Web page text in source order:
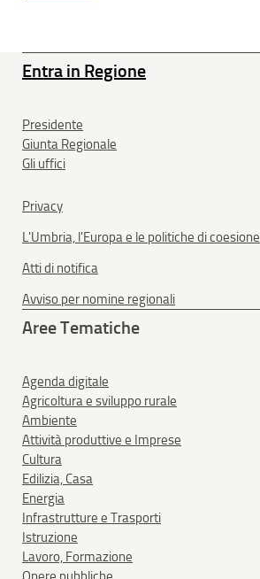
Entra in Regione
Presidente
Giunta Regionale
Gli uffici
Privacy
L'Umbria, l'Europa e le politiche di coesione
Atti di notifica
Avviso per nomine regionali
Aree Tematiche
Agenda digitale
Agricoltura e sviluppo rurale
Ambiente
Attività produttive e Imprese
Cultura
Edilizia, Casa
Energia
Infrastrutture e Trasporti
Istruzione
Lavoro, Formazione